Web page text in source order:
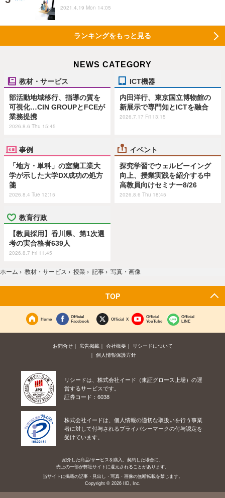
2021.4.19 Mon 14:05
ランキングをもっと見る
NEWS CATEGORY
教材・サービス
部活動地域移行、指導の質を
可視化…CIN GROUPとFCEが
業務提携
2026.8.6 Thu 15:45
ICT機器
内田洋行、東京国立博物館の
新展示で専門知とICTを融合
2026.7.17 Fri 13:15
事例
「地方・単科」の室蘭工業大
学が示した大学DX成功の処方
箋
2026.8.4 Tue 12:15
イベント
探究学習でウェルビーイング
向上、授業実践を紹介する中
高教員向けセミナー8/26
2026.8.6 Thu 18:45
教育行政
【教員採用】香川県、第1次選
考の実合格者639人
2026.8.7 Fri 11:45
ホーム › 教材・サービス › 授業 › 記事 › 写真・画像
TOP
Home
Official
Facebook
Official X
Official
YouTube
Official
LINE
お問合せ 広告掲載 会社概要
リシードについて
個人情報保護方針
リシードは、株式会社イード（東証グロース上場）の運
営するサービスです。
証券コード：6038
株式会社イードは、個人情報の適切な取扱いを行う事業
者に対して付与されるプライバシーマークの付与認定を
受けています。
紹介した商品/サービスを購入、契約した場合に、
売上の一部が弊社サイトに還元されることがあります。
当サイトに掲載の記事・見出し・写真・画像の無断転載を禁じます。
Copyright © 2026 IID, Inc.